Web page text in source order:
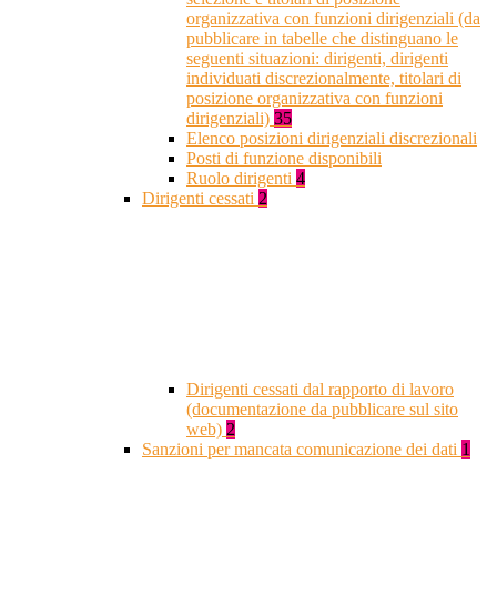
organizzativa con funzioni dirigenziali (da
pubblicare in tabelle che distinguano le
seguenti situazioni: dirigenti, dirigenti
individuati discrezionalmente, titolari di
posizione organizzativa con funzioni
dirigenziali) 35
Elenco posizioni dirigenziali discrezionali
Posti di funzione disponibili
Ruolo dirigenti 4
Dirigenti cessati 2
Dirigenti cessati dal rapporto di lavoro
(documentazione da pubblicare sul sito
web) 2
Sanzioni per mancata comunicazione dei dati 1